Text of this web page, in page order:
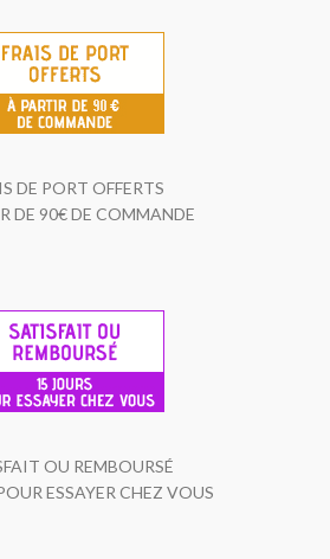
DE PORT OFFERTS
DE 90€ DE COMMANDE
OU REMBOURSÉ
ESSAYER CHEZ VOUS